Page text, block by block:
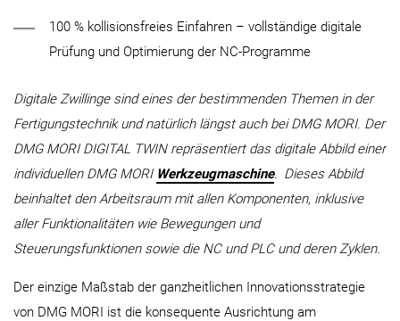
100 % kollisionsfreies Einfahren – vollständige digitale
Prüfung und Optimierung der NC-Programme
Digitale Zwillinge sind eines der bestimmenden Themen in der
Fertigungstechnik und natürlich längst auch bei DMG MORI. Der
DMG MORI DIGITAL TWIN repräsentiert das digitale Abbild einer
individuellen DMG MORI Werkzeugmaschine. Dieses Abbild
beinhaltet den Arbeitsraum mit allen Komponenten, inklusive
aller Funktionalitäten wie Bewegungen und
Steuerungsfunktionen sowie die NC und PLC und deren Zyklen.
Der einzige Maßstab der ganzheitlichen Innovationsstrategie
von DMG MORI ist die konsequente Ausrichtung am